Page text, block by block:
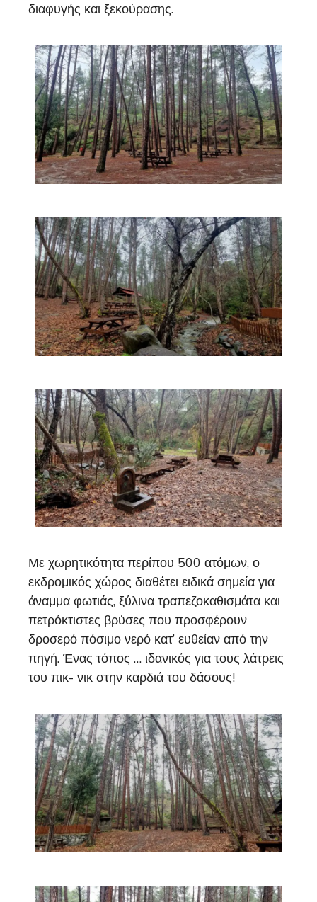
διαφυγής και ξεκούρασης.
Με χωρητικότητα περίπου 500 ατόμων, ο
εκδρομικός χώρος διαθέτει ειδικά σημεία για
άναμμα φωτιάς, ξύλινα τραπεζοκαθισμάτα και
πετρόκτιστες βρύσες που προσφέρουν
δροσερό πόσιμο νερό κατ’ ευθείαν από την
πηγή. Ένας τόπος … ιδανικός για τους λάτρεις
του πικ- νικ στην καρδιά του δάσους!